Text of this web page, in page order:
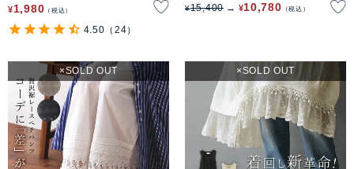
¥1,980 税込
4.50 （24）
¥15,400 ¥10,780 税込
SOLD OUT SOLD OUT